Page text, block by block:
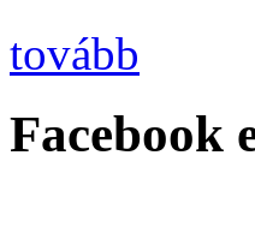
tovább
Facebook